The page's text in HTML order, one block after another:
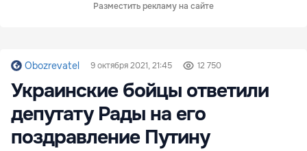
Разместить рекламу на сайте
Obozrevatel 9 октября 2021, 21:45 12 750
Украинские бойцы ответили
депутату Рады на его
поздравление Путину